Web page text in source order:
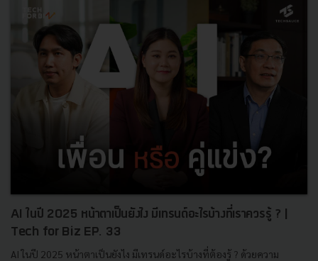
AI ในปี 2025 หน้าตาเป็นยังไง มีเทรนด์อะไรบ้างที่เราควรรู้ ? |
Tech for Biz EP. 33
AI ในปี 2025 หน้าตาเป็นยังไง มีเทรนด์อะไรบ้างที่ต้องรู้ ? ด้วยความ